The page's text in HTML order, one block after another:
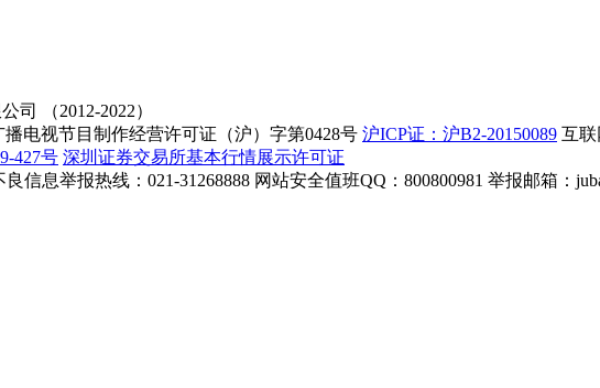
司 （2012-2022）
播电视节目制作经营许可证（沪）字第0428号 沪ICP证：沪B2-20150089 互联
427号 深圳证券交易所基本行情展示许可证
信息举报热线：021-31268888 网站安全值班QQ：800800981 举报邮箱：